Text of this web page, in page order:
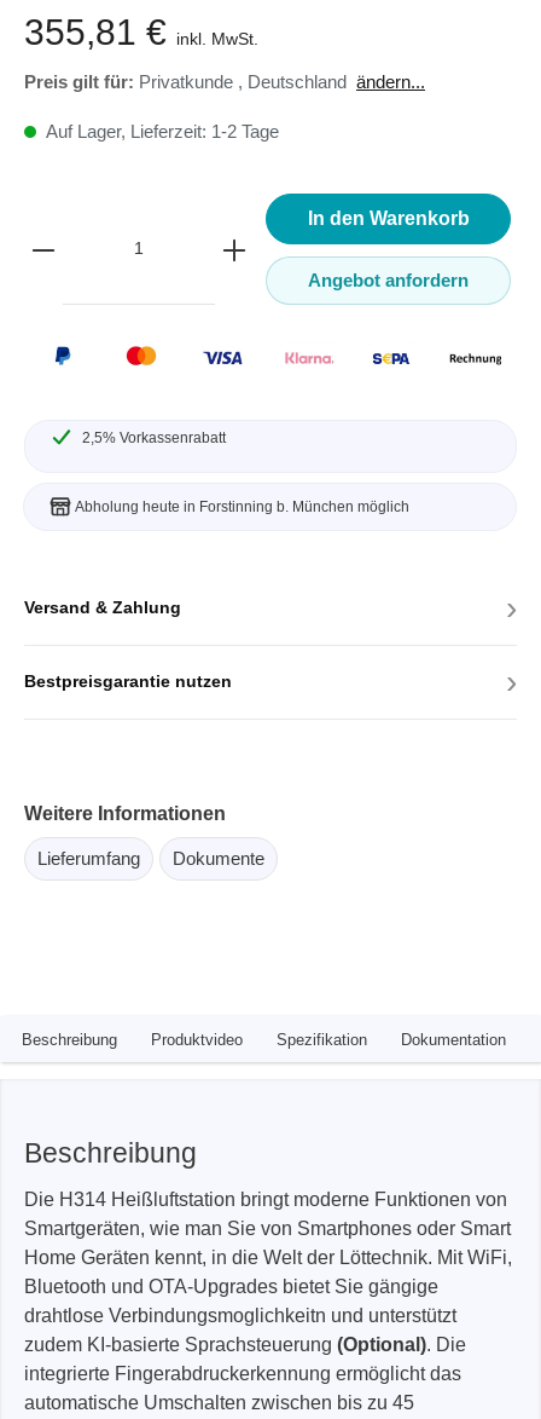
355,81 € inkl. MwSt.
Preis gilt für: Privatkunde , Deutschland ändern...
Auf Lager, Lieferzeit: 1-2 Tage
In den Warenkorb
Angebot anfordern
2,5% Vorkassenrabatt
Abholung heute in Forstinning b. München möglich
Versand & Zahlung ›
Bestpreisgarantie nutzen ›
Weitere Informationen
Lieferumfang Dokumente
Beschreibung Produktvideo Spezifikation Dokumentation
Beschreibung
Die H314 Heißluftstation bringt moderne Funktionen von
Smartgeräten, wie man Sie von Smartphones oder Smart
Home Geräten kennt, in die Welt der Löttechnik. Mit WiFi,
Bluetooth und OTA-Upgrades bietet Sie gängige
drahtlose Verbindungsmoglichkeitn und unterstützt
zudem KI-basierte Sprachsteuerung (Optional). Die
integrierte Fingerabdruckerkennung ermöglicht das
automatische Umschalten zwischen bis zu 45